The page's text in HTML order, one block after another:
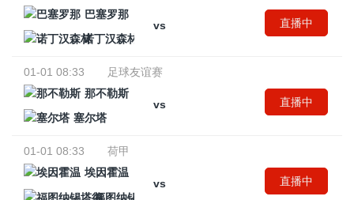
巴塞罗那
vs
诺丁汉森林
直播中
01-01 08:33
足球友谊赛
那不勒斯
vs
塞尔塔
直播中
01-01 08:33
荷甲
埃因霍温
vs
福图纳锡塔德
直播中